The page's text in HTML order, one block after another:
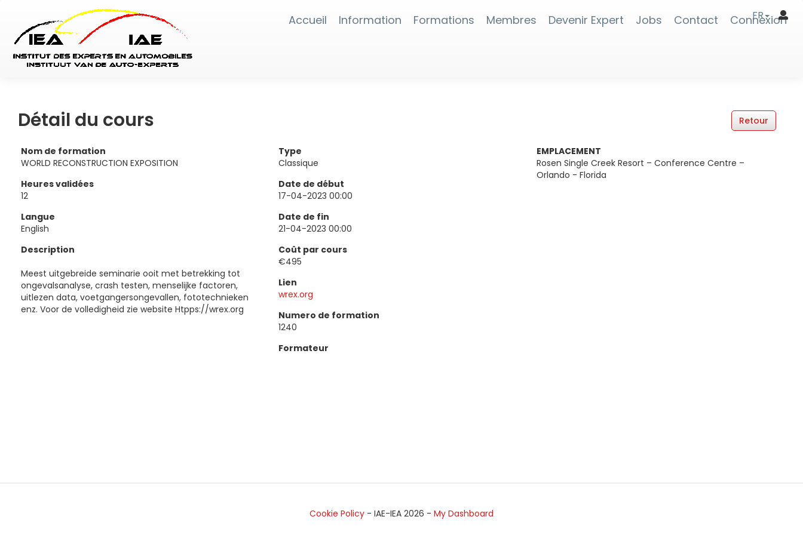
Accueil Information Formations Membres Devenir Expert Jobs Contact Connexion
FR
Détail du cours
Nom de formation
WORLD RECONSTRUCTION EXPOSITION
Heures validées
12
Langue
English
Description
Meest uitgebreide seminarie ooit met betrekking tot
ongevalsanalyse, crash testen, menselijke factoren,
uitlezen data, voetgangersongevallen, fototechnieken
enz. Voor de volledigheid zie website Htpps://wrex.org
Type
Classique
Date de début
17-04-2023 00:00
Date de fin
21-04-2023 00:00
Coût par cours
€495
Lien
wrex.org
Numero de formation
1240
Formateur
EMPLACEMENT
Rosen Single Creek Resort – Conference Centre –
Orlando - Florida
Cookie Policy - IAE-IEA 2026 - My Dashboard